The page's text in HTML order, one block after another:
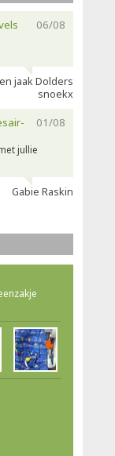
06/08
jaak Dolders
snoekx
01/08
jullie
Gabie Raskin